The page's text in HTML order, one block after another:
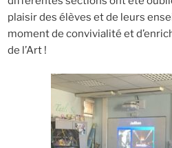
plaisir des élèves et de leurs
moment de convivialité et
de l’Art !